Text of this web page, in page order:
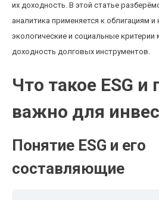
их доходность. В этой статье
аналитика применяется к облигациям
экологические и социальные критерии
доходность долговых инструментов.
Что такое ESG и
важно для
Понятие ESG и его
составляющие